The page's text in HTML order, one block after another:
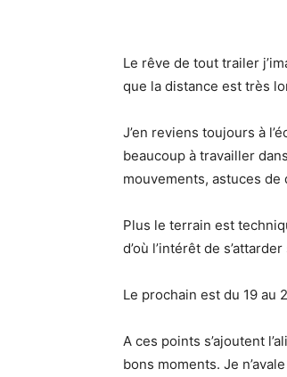
Le rêve de tout trailer
que la distance est très
J’en reviens toujours à
beaucoup à travailler
mouvements, astuces de
Plus le terrain est
d’où l’intérêt de
Le prochain est du 19 au
A ces points s’ajoutent
bons moments. Je